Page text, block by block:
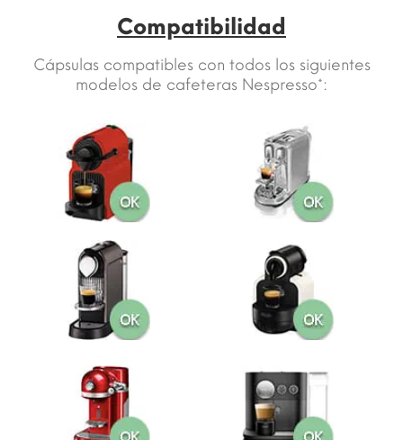
Compatibilidad
Cápsulas compatibles con todos los siguientes
modelos de cafeteras Nespresso*: